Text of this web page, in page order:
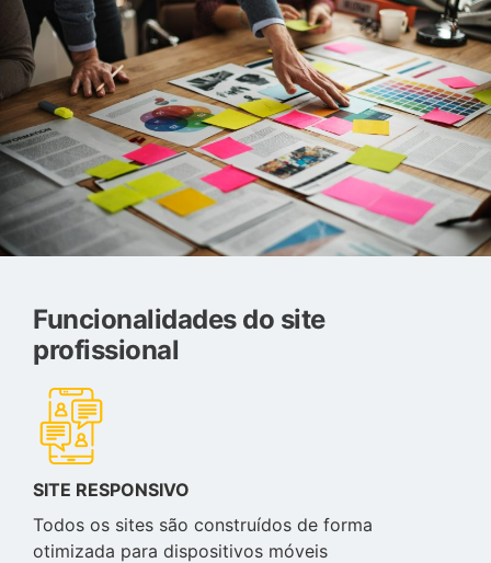
Funcionalidades do site
profissional
SITE RESPONSIVO
Todos os sites são construídos de forma
otimizada para dispositivos móveis